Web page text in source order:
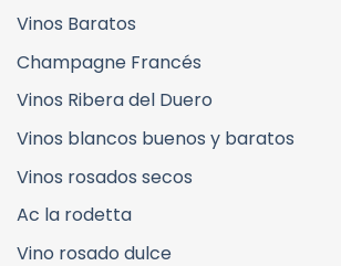
Vinos Baratos
Champagne Francés
Vinos Ribera del Duero
Vinos blancos buenos y baratos
Vinos rosados secos
Ac la rodetta
Vino rosado dulce